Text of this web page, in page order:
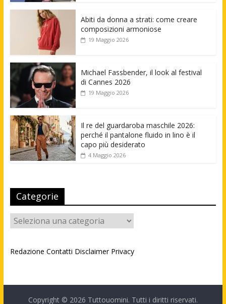
Abiti da donna a strati: come creare
composizioni armoniose
19 Maggio 2026
Michael Fassbender, il look al festival
di Cannes 2026
19 Maggio 2026
Il re del guardaroba maschile 2026:
perché il pantalone fluido in lino è il
capo più desiderato
4 Maggio 2026
Categorie
Categorie
Redazione Contatti Disclaimer Privacy
Copyright © 2026 Tuttouomini. Tutti i diritti riservati.